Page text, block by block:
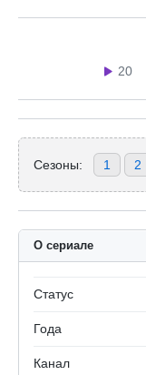
20
Сезоны: 1 2
О сериале
Статус
Года
Канал